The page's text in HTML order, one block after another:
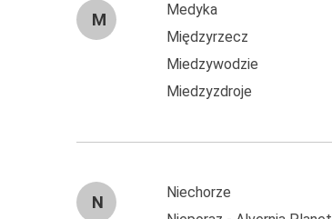
M
Medyka
Międzyrzecz
Miedzywodzie
Miedzyzdroje
N
Niechorze